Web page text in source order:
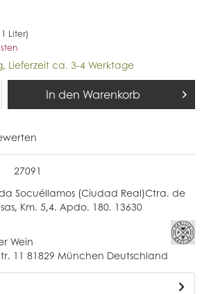
Liter)
Lieferzeit ca. 3-4 Werktage
In den Warenkorb
27091
Socuéllamos (Ciudad Real)Ctra. de
Km. 5,4. Apdo. 180. 13630
Wein
11 81829 München Deutschland